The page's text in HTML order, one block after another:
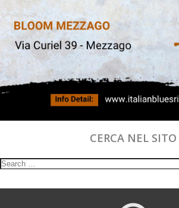
CERCA NEL SITO
Search